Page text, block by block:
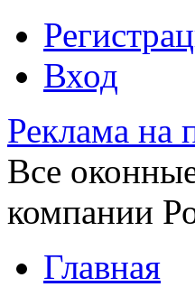
Вход
Реклама на
Все
компании
Главная